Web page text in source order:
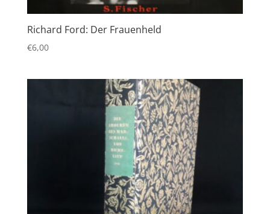
Richard Ford: Der Frauenheld
€6,00